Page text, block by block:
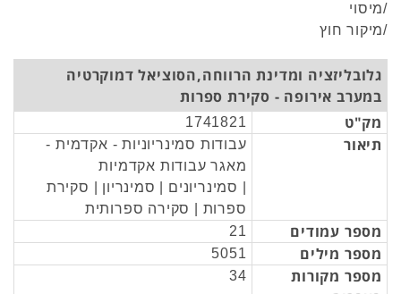
/מיסוי
/מיקור חוץ
גלובליזציה ומדינת הרווחה,הסוציאל דמוקרטיה
במערב אירופה - סקירת ספרות
מק"ט
1741821
תיאור
עבודות סמינריוניות - אקדמית -
מאגר עבודות אקדמיות
| סמינריונים | סמינריון | סקירת
ספרות | סקירה ספרותית
מספר עמודים 21
מספר מילים 5051
מספר מקורות
34